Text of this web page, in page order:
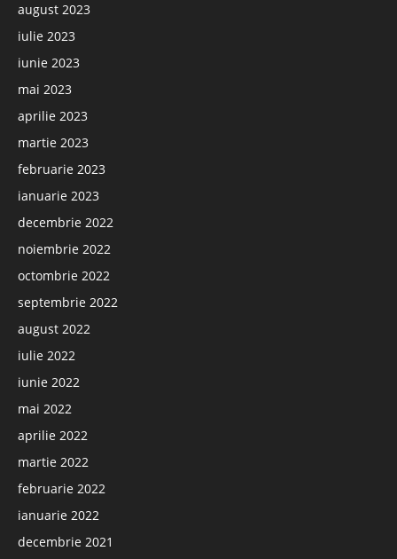
august 2023
iulie 2023
iunie 2023
mai 2023
aprilie 2023
martie 2023
februarie 2023
ianuarie 2023
decembrie 2022
noiembrie 2022
octombrie 2022
septembrie 2022
august 2022
iulie 2022
iunie 2022
mai 2022
aprilie 2022
martie 2022
februarie 2022
ianuarie 2022
decembrie 2021